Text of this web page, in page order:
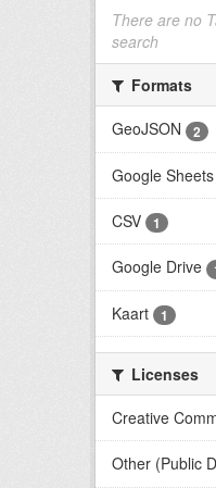
There are no
search
Formats
GeoJSON
2
Google Sheets
CSV 1
Google Drive
Kaart 1
Licenses
Creative
Other (Public